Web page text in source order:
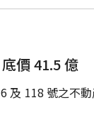
價 41.5 億
及 118 號之不